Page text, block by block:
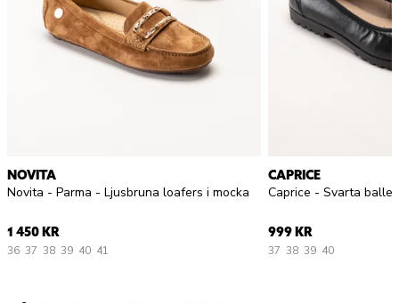
NOVITA
Novita - Parma - Ljusbruna loafers i mocka
1 450 KR
36 37 38 39 40 41
CAPRICE
999 KR
37 38 39 40